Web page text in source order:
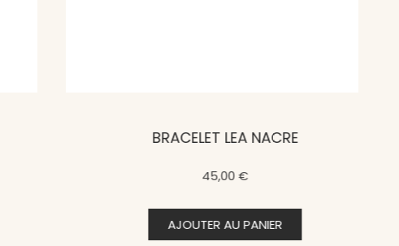
BRACELET LEA NACRE
45,00 €
AJOUTER AU PANIER